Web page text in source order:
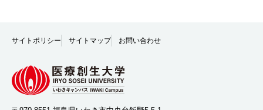
サイトポリシー サイトマップ お問い合わせ